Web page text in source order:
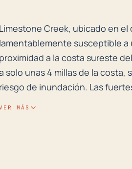
Limestone Creek, ubicado en
Limestone Creek, ubicado en el
lamentablemente susceptible a
proximidad a la costa sureste
solo unas 4 millas de la
riesgo de inundación. Las
aumentar los niveles de agua,
MÁS